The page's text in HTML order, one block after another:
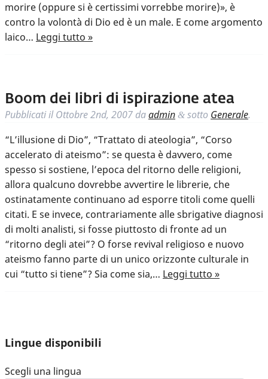
morire (oppure si è certissimi vorrebbe morire)», è
contro la volontà di Dio ed è un male. E come argomento
laico… Leggi tutto »
Boom dei libri di ispirazione atea
Pubblicati ilOttobre 2nd, 2007 daadmin & sotto Generale.
“L’illusione di Dio”, “Trattato di ateologia”, “Corso
accelerato di ateismo”: se questa è davvero, come
spesso si sostiene, l’epoca del ritorno delle religioni,
allora qualcuno dovrebbe avvertire le librerie, che
ostinatamente continuano ad esporre titoli come quelli
citati. E se invece, contrariamente alle sbrigative diagnosi
di molti analisti, si fosse piuttosto di fronte ad un
“ritorno degli atei”? O forse revival religioso e nuovo
ateismo fanno parte di un unico orizzonte culturale in
cui “tutto si tiene”? Sia come sia,… Leggi tutto »
Lingue disponibili
Scegli una lingua